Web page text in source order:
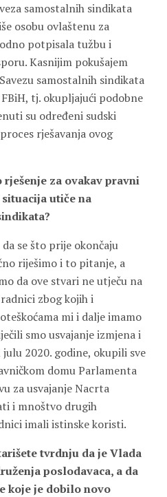
samostalnih sindikata
osobu ovlaštenu za
potpisala tužbu i
Kasnijim pokušajem
samostalnih sindikata
tj. okupljajući podobne
su određeni sudski
rješavanja ovog
rješenje za ovakav pravni
utiče na
se što prije okončaju
riješimo i to pitanje, a
da ove stvari ne utječu na
zbog kojih i
mi i dalje imamo
smo usvajanje izmjena i
2020. godine, okupili sve
domu Parlamenta
za usvajanje Nacrta
i mnoštvo drugih
imali istinske koristi.
tvrdnju da je Vlada
poslodavaca, a da
koje je dobilo novo